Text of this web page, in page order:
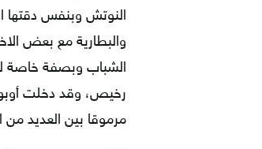
والبطارية مع بعض
رخيص، وقد دخلت أوبو
مرموقا بين العديد